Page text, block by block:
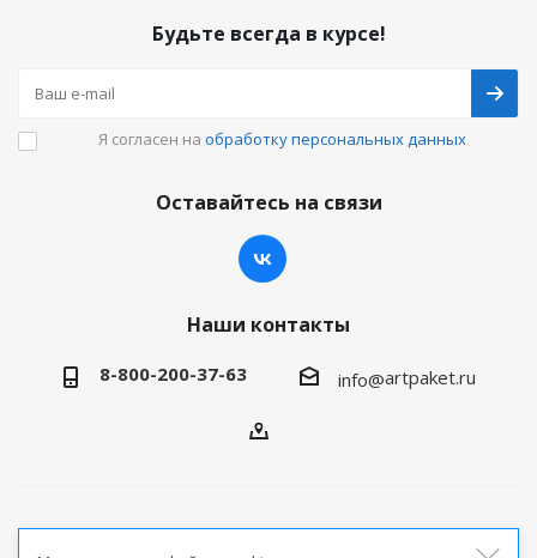
Будьте всегда в курсе!
Я согласен на обработку персональных данных
Оставайтесь на связи
Наши контакты
8-800-200-37-63 info@artpaket.ru